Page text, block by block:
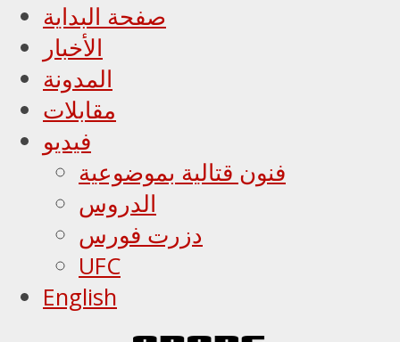
صفحة البداية
الأخبار
المدونة
مقابلات
فيديو
فنون قتالية بموضوعية
الدروس
دزرت فورس
UFC
English